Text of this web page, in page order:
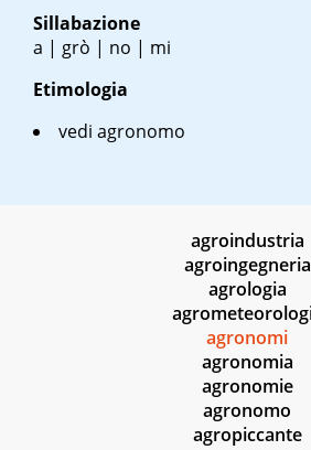
Sillabazione
a | grò | no | mi
Etimologia
vedi agronomo
agroindustria
agroingegneria
agrologia
agronomi
agronomia
agronomie
agronomo
agropiccante